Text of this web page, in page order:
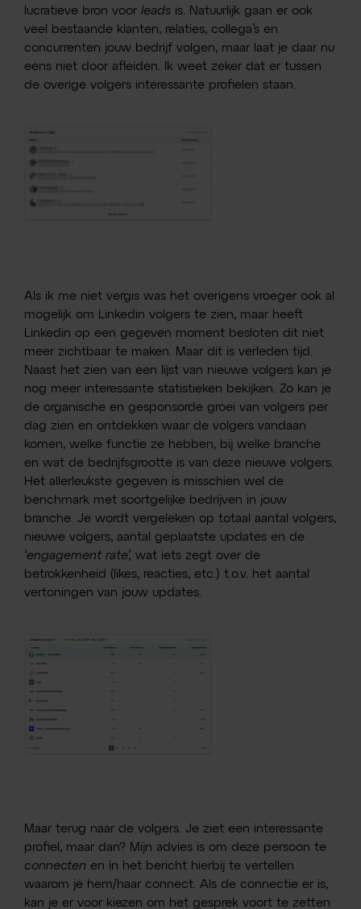
lucratieve bron voorleads is. Natuurlijk gaan er ook
veel bestaande klanten, relaties, collega’s en
concurrenten jouw bedrijf volgen, maar laat je daar nu
eens niet door afleiden. Ik weet zeker dat er tussen
de overige volgers interessante profielen staan.
Als ik me niet vergis was het overigens vroeger ook al
mogelijk om Linkedin volgers te zien, maar heeft
Linkedin op een gegeven moment besloten dit niet
meer zichtbaar te maken. Maar dit is verleden tijd.
Naast het zien van een lijst van nieuwe volgers kan je
nog meer interessante statistieken bekijken. Zo kan je
de organische en gesponsorde groei van volgers per
dag zien en ontdekken waar de volgers vandaan
komen, welke functie ze hebben, bij welke branche
en wat de bedrijfsgrootte is van deze nieuwe volgers.
Het allerleukste gegeven is misschien wel de
benchmark met soortgelijke bedrijven in jouw
branche. Je wordt vergeleken op totaal aantal volgers,
nieuwe volgers, aantal geplaatste updates en de
‘engagement rate’, wat iets zegt over de
betrokkenheid (likes, reacties, etc.) t.o.v. het aantal
vertoningen van jouw updates.
Maar terug naar de volgers. Je ziet een interessante
profiel, maar dan? Mijn advies is om deze persoon te
connecten en in het bericht hierbij te vertellen
waarom je hem/haar connect. Als de connectie er is,
kan je er voor kiezen om het gesprek voort te zetten